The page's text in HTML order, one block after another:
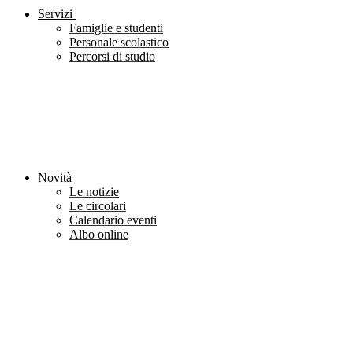
Servizi
Famiglie e studenti
Personale scolastico
Percorsi di studio
Novità
Le notizie
Le circolari
Calendario eventi
Albo online